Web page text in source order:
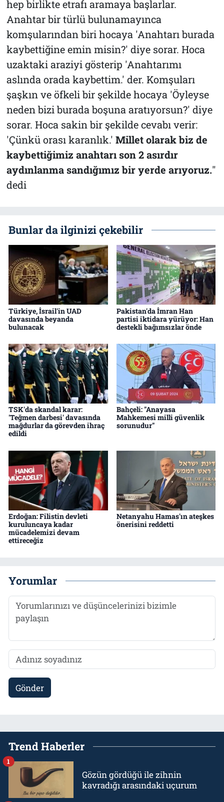
hep birlikte etrafı aramaya başlarlar.
Anahtar bir türlü bulunamayınca
komşularından biri hocaya 'Anahtarı burada
kaybettiğine emin misin?' diye sorar. Hoca
uzaktaki araziyi gösterip 'Anahtarımı
aslında orada kaybettim.' der. Komşuları
şaşkın ve öfkeli bir şekilde hocaya 'Öyleyse
neden bizi burada boşuna aratıyorsun?' diye
sorar. Hoca sakin bir şekilde cevabı verir:
'Çünkü orası karanlık.' Millet olarak biz de
kaybettiğimiz anahtarı son 2 asırdır
aydınlanma sandığımız bir yerde arıyoruz."
dedi
Bunlar da ilginizi çekebilir
Türkiye, İsrail'in UAD
davasında beyanda
bulunacak
Pakistan'da İmran Han
partisi iktidara yürüyor: Han
destekli bağımsızlar önde
TSK'da skandal karar:
'Teğmen darbesi' davasında
mağdurlar da görevden ihraç
edildi
Bahçeli: "Anayasa
Mahkemesi milli güvenlik
sorunudur"
Erdoğan: Filistin devleti
kuruluncaya kadar
mücadelemizi devam
ettireceğiz
Netanyahu Hamas'ın ateşkes
önerisini reddetti
Yorumlar
Gönder
Trend Haberler
Gözün gördüğü ile zihnin
kavradığı arasındaki uçurum
1